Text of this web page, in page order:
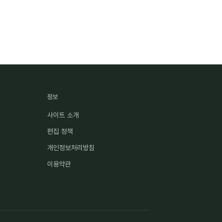
정보
사이트 소개
편집 정책
개인정보처리방침
이용약관